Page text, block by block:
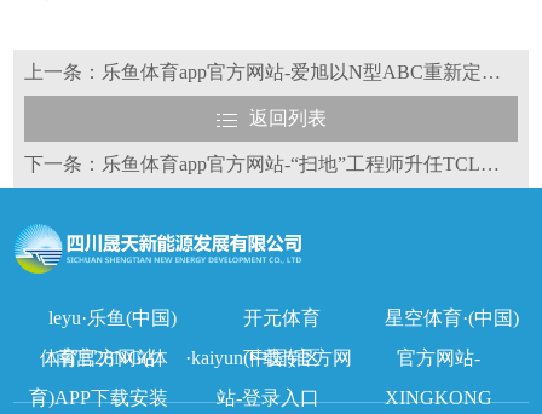
上一条：乐鱼体育app官方网站-爱旭以N型ABC重新定义光伏 创造零碳社会新未来
返回列表
下一条：乐鱼体育app官方网站-“扫地”工程师升任TCL中环CEO，“80后”王彦君有何来头？
leyu·乐鱼(中国)
体育官方网站
开元体育
·kaiyun(中国)官方网
站-登录入口
星空体育·(中国)
官方网站-
XINGKONG
南宫28NG(体
育)APP下载安装
下载专区